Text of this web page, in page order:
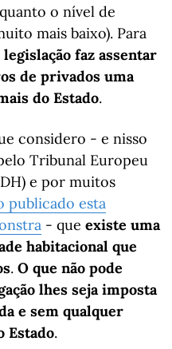
o nível de
mais baixo). Para
legislação faz assentar
de privados uma
do Estado.
considero - e nisso
Tribunal Europeu
e por muitos
publicado esta
- que existe uma
habitacional que
. O que não pode
lhes seja imposta
e sem qualquer
Estado.